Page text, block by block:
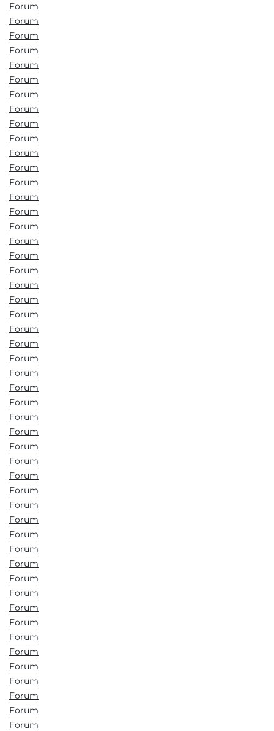
Forum
Forum
Forum
Forum
Forum
Forum
Forum
Forum
Forum
Forum
Forum
Forum
Forum
Forum
Forum
Forum
Forum
Forum
Forum
Forum
Forum
Forum
Forum
Forum
Forum
Forum
Forum
Forum
Forum
Forum
Forum
Forum
Forum
Forum
Forum
Forum
Forum
Forum
Forum
Forum
Forum
Forum
Forum
Forum
Forum
Forum
Forum
Forum
Forum
Forum